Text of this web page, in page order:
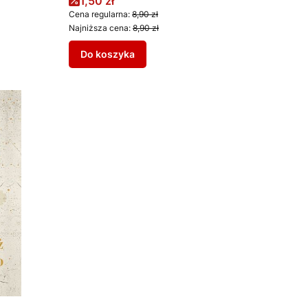
Cena regularna: 8,90 zł
Najniższa cena: 8,90 zł
Do koszyka